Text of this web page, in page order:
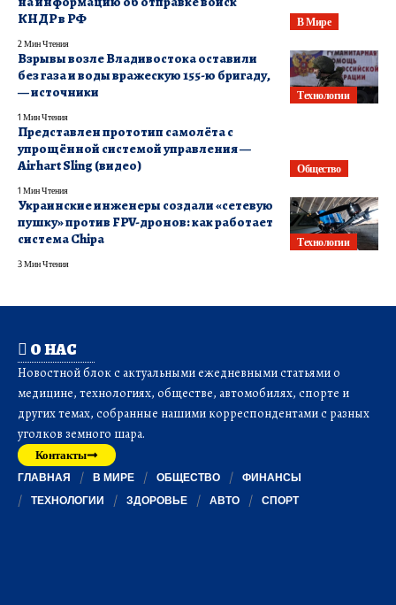
В Мире
КНДР в РФ
2 Мин Чтения
Технологии
Взрывы возле Владивостока оставили
без газа и воды вражескую 155-ю бригаду,
— источники
1 Мин Чтения
Общество
Представлен прототип самолёта с
упрощённой системой управления —
Airhart Sling (видео)
1 Мин Чтения
Технологии
Украинские инженеры создали «сетевую
пушку» против FPV-дронов: как работает
система Chipa
3 Мин Чтения
О НАС
Новостной блок с актуальными ежедневными статьями о
медицине, технологиях, обществе, автомобилях, спорте и
других темах, собранные нашими корреспондентами с разных
уголков земного шара.
Контакты
ГЛАВНАЯ В МИРЕ ОБЩЕСТВО
ФИНАНСЫ
ТЕХНОЛОГИИ
ЗДОРОВЬЕ АВТО СПОРТ